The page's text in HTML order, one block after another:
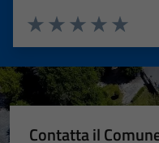
Valuta
Valuta 4
Valuta 3 stelle
Valuta 2 stelle su 5
Valuta 1 stelle su 5
Contatta il